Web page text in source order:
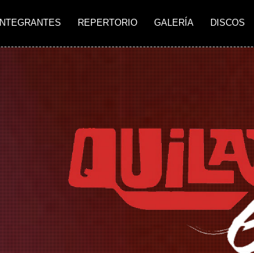
INTEGRANTES REPERTORIO GALERÍA DISCOS